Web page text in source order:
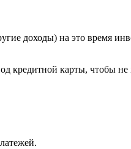
доходы) на это время
кредитной карты, чтобы не